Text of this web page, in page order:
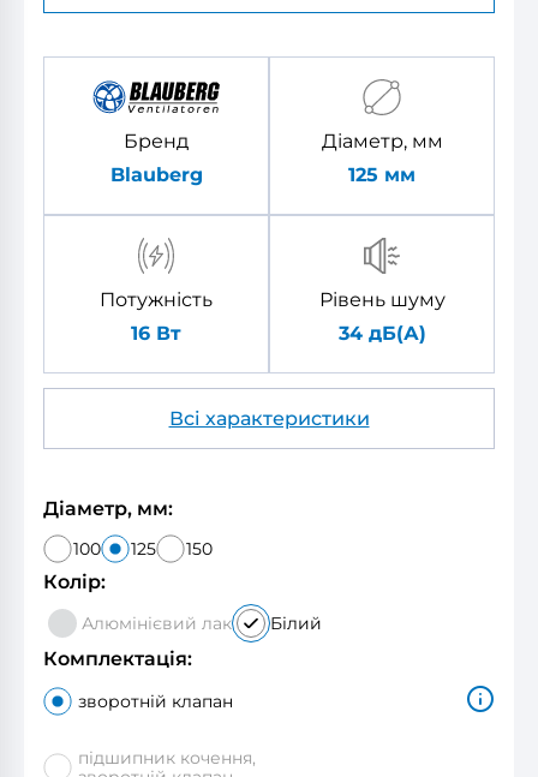
Бренд
Blauberg
Діаметр, мм
125 мм
Потужність
16 Вт
Рівень шуму
34 дБ(А)
Всі характеристики
Діаметр, мм:
100 125 150
Колір:
Алюмінієвий лак Білий
Комплектація:
зворотній клапан
підшипник кочення,